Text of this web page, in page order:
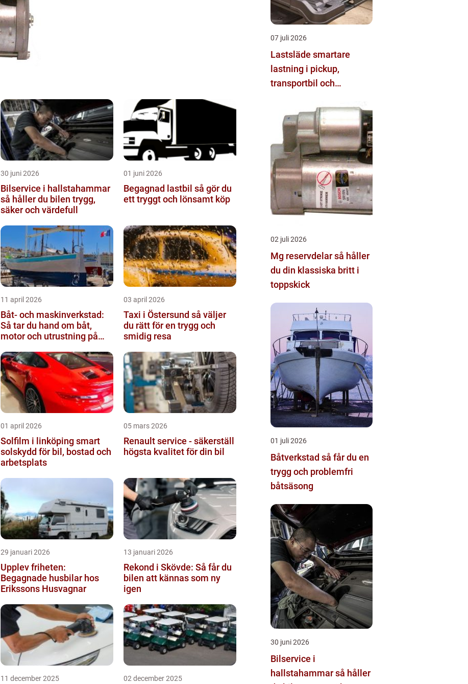
30 juni 2026
Bilservice i hallstahammar
så håller du bilen trygg,
säker och värdefull
01 juni 2026
Begagnad lastbil så gör du
ett tryggt och lönsamt köp
11 april 2026
Båt- och maskinverkstad:
Så tar du hand om båt,
motor och utrustning på
03 april 2026
Taxi i Östersund så väljer
du rätt för en trygg och
smidig resa
01 april 2026
Solfilm i linköping smart
solskydd för bil, bostad och
arbetsplats
05 mars 2026
Renault service - säkerställ
högsta kvalitet för din bil
29 januari 2026
Upplev friheten:
Begagnade husbilar hos
Erikssons Husvagnar
13 januari 2026
Rekond i Skövde: Så får du
bilen att kännas som ny
igen
11 december 2025 02 december 2025
07 juli 2026
Lastsläde smartare
lastning i pickup,
transportbil och
02 juli 2026
Mg reservdelar så håller
du din klassiska britt i
toppskick
01 juli 2026
Båtverkstad så får du en
trygg och problemfri
båtsäsong
30 juni 2026
Bilservice i
hallstahammar så håller